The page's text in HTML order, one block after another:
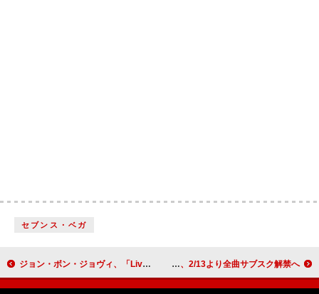
セブンス・ベガ
ジョン・ボン・ジョヴィ、「Livin' On A Prayer」パロディCMにカメオ出演 ハロー！プロジェクト、2/13より全曲サブスク解禁へ